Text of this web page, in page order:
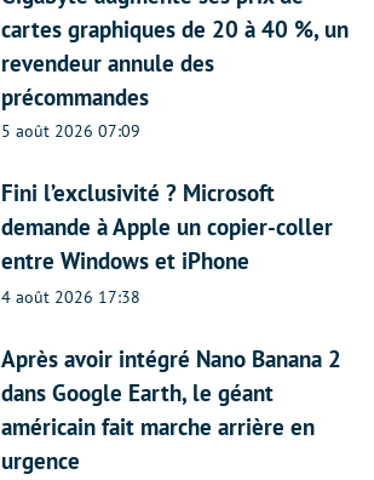
cartes graphiques de 20 à 40 %, un
revendeur annule des
précommandes
5 août 2026 07:09
Fini l’exclusivité ? Microsoft
demande à Apple un copier-coller
entre Windows et iPhone
4 août 2026 17:38
Après avoir intégré Nano Banana 2
dans Google Earth, le géant
américain fait marche arrière en
urgence